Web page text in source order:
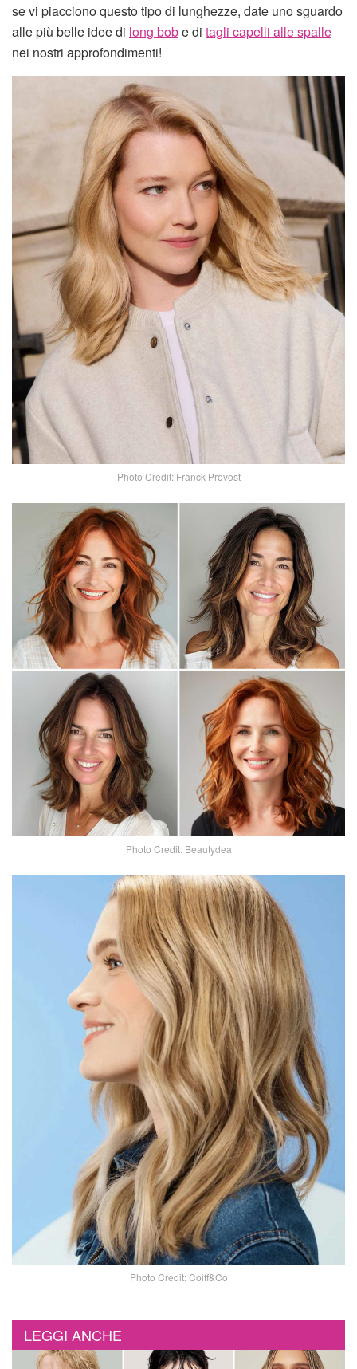
se vi piacciono questo tipo di lunghezze, date uno sguardo
alle più belle idee di long bobe di tagli capelli alle spalle
nei nostri approfondimenti!
Photo Credit: Franck Provost
Photo Credit: Beautydea
Photo Credit: Coiff&Co
LEGGI ANCHE